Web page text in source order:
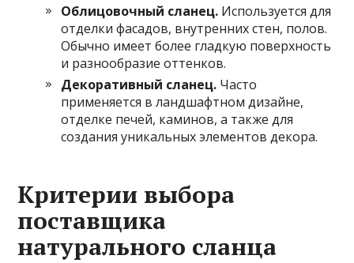
Облицовочный сланец. Используется для
отделки фасадов, внутренних стен, полов.
Обычно имеет более гладкую поверхность
и разнообразие оттенков.
Декоративный сланец. Часто
применяется в ландшафтном дизайне,
отделке печей, каминов, а также для
создания уникальных элементов декора.
Критерии выбора
поставщика
натурального сланца